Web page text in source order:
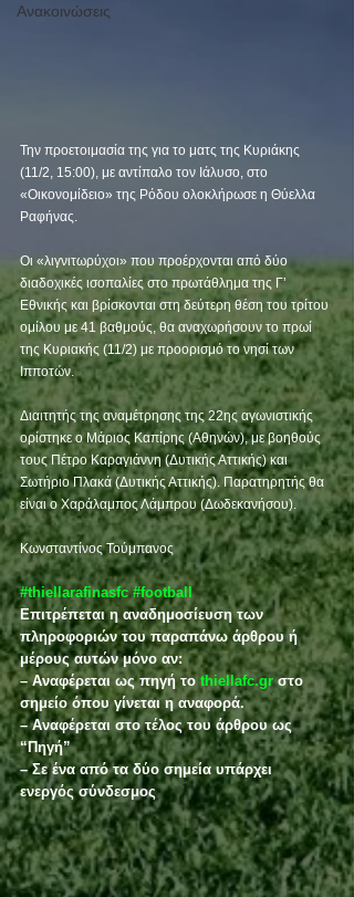
Ανακοινώσεις
Την προετοιμασία της για το ματς της Κυριάκης
(11/2, 15:00), με αντίπαλο τον Ιάλυσο, στο
«Οικονομίδειο» της Ρόδου ολοκλήρωσε η Θύελλα
Ραφήνας.
Οι «λιγνιτωρύχοι» που προέρχονται από δύο
διαδοχικές ισοπαλίες στο πρωτάθλημα της Γ’
Εθνικής και βρίσκονται στη δεύτερη θέση του τρίτου
ομίλου με 41 βαθμούς, θα αναχωρήσουν το πρωί
της Κυριακής (11/2) με προορισμό το νησί των
Ιπποτών.
Διαιτητής της αναμέτρησης της 22ης αγωνιστικής
ορίστηκε ο Μάριος Καπίρης (Αθηνών), με βοηθούς
τους Πέτρο Καραγιάννη (Δυτικής Αττικής) και
Σωτήριο Πλακά (Δυτικής Αττικής). Παρατηρητής θα
είναι ο Χαράλαμπος Λάμπρου (Δωδεκανήσου).
Κωνσταντίνος Τούμπανος
#thiellarafinasfc #football
Επιτρέπεται η αναδημοσίευση των
πληροφοριών του παραπάνω άρθρου ή
μέρους αυτών μόνο αν:
– Αναφέρεται ως πηγή το thiellafc.gr στο
σημείο όπου γίνεται η αναφορά.
– Αναφέρεται στο τέλος του άρθρου ως
“Πηγή”
– Σε ένα από τα δύο σημεία υπάρχει
ενεργός σύνδεσμος